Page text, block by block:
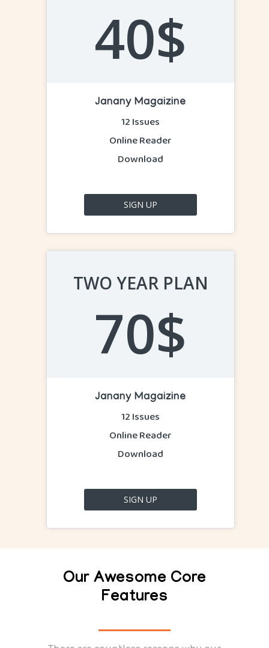
40$
Janany Magaizine
12 Issues
Online Reader
Download
SIGN UP
TWO YEAR PLAN
70$
Janany Magaizine
12 Issues
Online Reader
Download
SIGN UP
Our Awesome Core
Features
ആമുഖം
സാംസ്കാരികം
സാഹിത്യം
യാത്ര
ആരോഗ്യം
പുസ്തകനിരൂപണം
രാഷ്ട്രീയം
About US
Login / Register